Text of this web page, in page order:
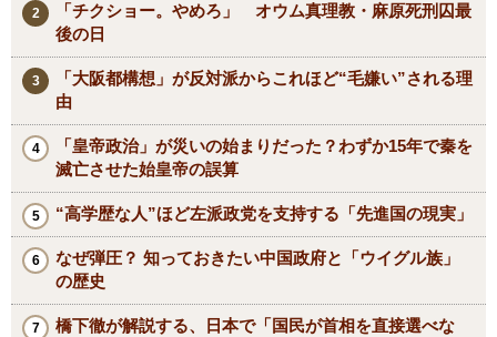
「チクショー。やめろ」 オウム真理教・麻原死刑囚最
後の日
「大阪都構想」が反対派からこれほど“毛嫌い”される理
由
「皇帝政治」が災いの始まりだった？わずか15年で秦を
滅亡させた始皇帝の誤算
“高学歴な人”ほど左派政党を支持する「先進国の現実」
なぜ弾圧？ 知っておきたい中国政府と「ウイグル族」
の歴史
橋下徹が解説する、日本で「国民が首相を直接選べな